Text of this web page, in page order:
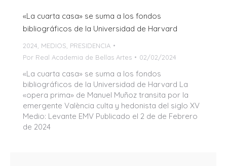
«La cuarta casa» se suma a los fondos
bibliográficos de la Universidad de Harvard
2024 MEDIOS PRESIDENCIA
Por Real Academia de Bellas Artes 02/02/2024
«La cuarta casa» se suma a los fondos
bibliográficos de la Universidad de Harvard La
«opera prima» de Manuel Muñoz transita por la
emergente València culta y hedonista del siglo XV
Medio: Levante EMV Publicado el 2 de de Febrero
de 2024